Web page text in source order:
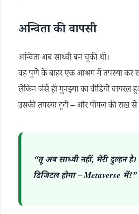
अन्विता की वापसी
अन्विता अब साध्वी बन चुकी थी।
वह पुणे के बाहर एक आश्रम में तपस्या कर
लेकिन जैसे ही मुनझ्या का वीडियो वायरल
उसकी तपस्या टूटी – और पीपल की राख से
“तू अब साध्वी नहीं, मेरी दुल्हन
डिजिटल होगा – Metaverse में!”